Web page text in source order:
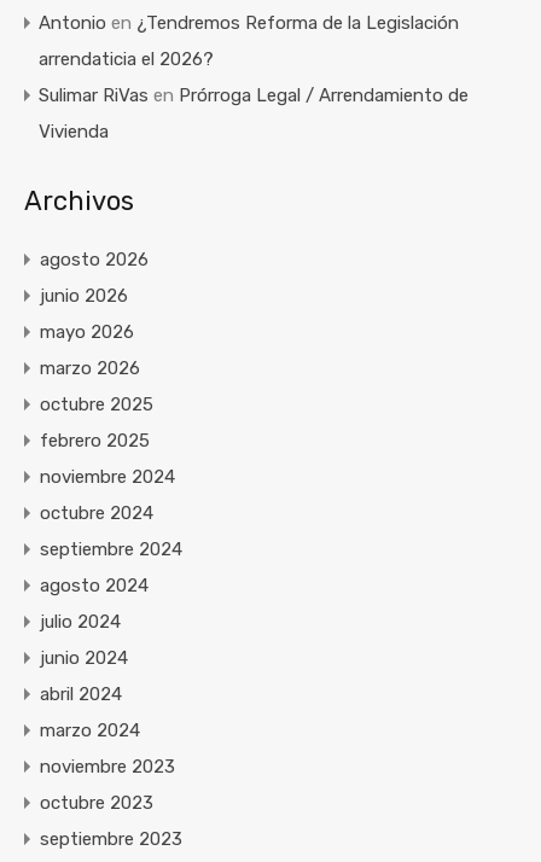
Antonio en ¿Tendremos Reforma de la Legislación
arrendaticia el 2026?
Sulimar RiVas en Prórroga Legal / Arrendamiento de
Vivienda
Archivos
agosto 2026
junio 2026
mayo 2026
marzo 2026
octubre 2025
febrero 2025
noviembre 2024
octubre 2024
septiembre 2024
agosto 2024
julio 2024
junio 2024
abril 2024
marzo 2024
noviembre 2023
octubre 2023
septiembre 2023